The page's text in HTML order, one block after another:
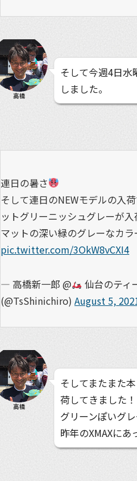
高橋
そして今週4日水
しました。
連日の暑さ
そして連日のNEWモデルの入
ットグリーニッシュグレーが
マットの深い緑のグレーなカラ
pic.twitter.com/3OkW8vCXI4
— 高橋新一郎 @
仙台のティ
(@TsShinichiro) August 5,
高橋
そしてまたまた
荷してきました！
グリーンぽいグレ
昨年のXMAXにあ